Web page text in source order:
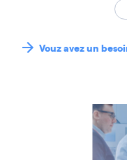
habituées à
Nous vous
adaptées à votre
digital, d’agilité,
que la technologie
Making IT Work
Vouz avez un